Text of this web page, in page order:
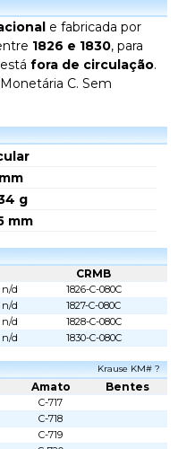
e fabricada por
1826 e 1830, para
fora de circulação.
C. Sem
mm
g
mm
CRMB
n/d
1826-C-080C
n/d
1827-C-080C
n/d
1828-C-080C
n/d 1830-C-080C
Krause KM# ?
Amato Bentes
C-717
C-718
C-719